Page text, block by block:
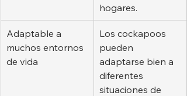
hogares.
Adaptable a
muchos entornos
de vida
Los cockapoos
pueden
adaptarse bien a
diferentes
situaciones de